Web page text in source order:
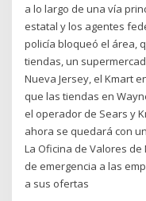
a lo largo de una vía
estatal y los agentes
policía bloqueó el área,
tiendas, un
Nueva Jersey, el Kmart
que las tiendas en
el operador de Sears y
ahora se quedará con
La Oficina de Valores
de emergencia a las
a sus ofertas